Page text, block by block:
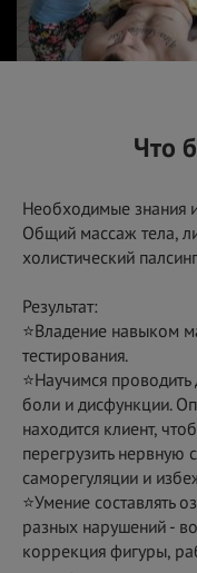
Что
Необходимые знания
Общий массаж тела,
холистический
Результат:
⭐️Владение навыком
тестирования.
⭐️Научимся проводить
боли и дисфункции.
находится клиент,
перегрузить нервную
саморегуляции и
⭐️Умение составлять
разных нарушений -
коррекция фигуры,